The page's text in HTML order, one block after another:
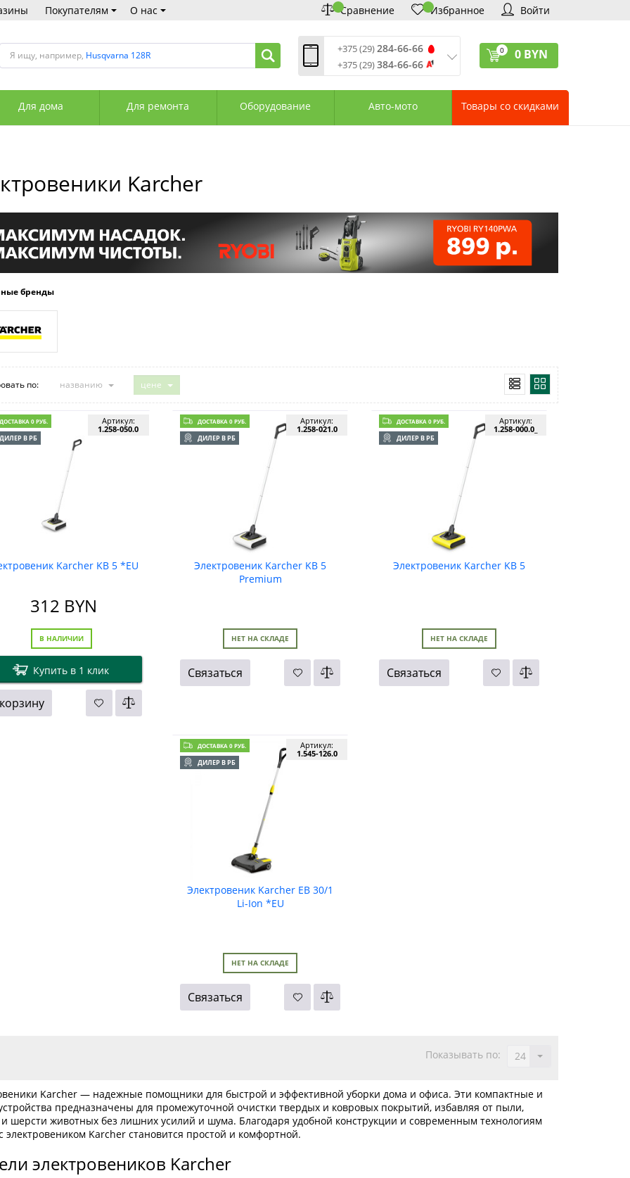
Покупателям О нас Сравнение Избранное Войти
Я ищу, например, Husqvarna 128R +375 (29)284-66-66
+375 (29)384-66-66
Сб: 10:00—18:00
Контактная информация
0 0 BYN
Для дома Для ремонта Оборудование Авто-мото Товары со скидками
Karcher
бренды
по: названию цене
0 РУБ.
В РБ
Karcher KB 5 *EU
Артикул:
1.258-050.0
312 BYN
В НАЛИЧИИ
Купить в 1 клик
ДОСТАВКА 0 РУБ.
ДИЛЕР В РБ
Электровеник Karcher KB 5
Premium
Артикул:
1.258-021.0
НЕТ НА СКЛАДЕ
Связаться
ДОСТАВКА 0 РУБ.
ДИЛЕР В РБ
Электровеник Karcher KB 5
Артикул:
1.258-000.0_
НЕТ НА СКЛАДЕ
Связаться
ДОСТАВКА 0 РУБ.
ДИЛЕР В РБ
Электровеник Karcher EB 30/1
Li-Ion *EU
Артикул:
1.545-126.0
НЕТ НА СКЛАДЕ
Связаться
Показывать по: 24
Karcher — надежные помощники для быстрой и эффективной уборки дома и офиса. Эти компактные и
предназначены для промежуточной очистки твердых и ковровых покрытий, избавляя от пыли,
шерсти животных без лишних усилий и шума. Благодаря удобной конструкции и современным технологиям
электровеником Karcher становится простой и комфортной.
электровеников Karcher